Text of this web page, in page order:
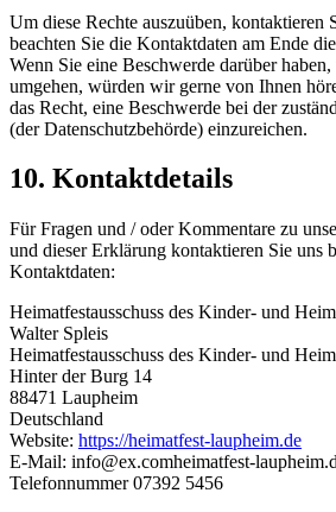
Um diese Rechte auszuüben, kontaktieren
beachten Sie die Kontaktdaten am Ende
Wenn Sie eine Beschwerde darüber
umgehen, würden wir gerne von Ihnen
das Recht, eine Beschwerde bei der
(der Datenschutzbehörde) einzureichen.
10. Kontaktdetails
Für Fragen und / oder Kommentare zu
und dieser Erklärung kontaktieren Sie uns
Kontaktdaten:
Heimatfestausschuss des Kinder- und
Walter Spleis
Heimatfestausschuss des Kinder- und
Hinter der Burg 14
88471 Laupheim
Deutschland
Website: https://heimatfest-laupheim.de
E-Mail: info@ex.comheimatfest-
Telefonnummer 07392 5456